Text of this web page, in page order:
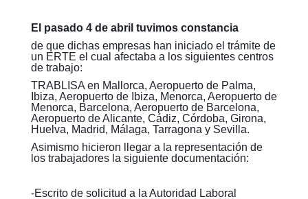
El pasado 4 de abril tuvimos constancia
de que dichas empresas han iniciado el trámite de
un ERTE el cual afectaba a los siguientes centros
de trabajo:
TRABLISA en Mallorca, Aeropuerto de Palma,
Ibiza, Aeropuerto de Ibiza, Menorca, Aeropuerto de
Menorca, Barcelona, Aeropuerto de Barcelona,
Aeropuerto de Alicante, Cádiz, Córdoba, Girona,
Huelva, Madrid, Málaga, Tarragona y Sevilla.
Asimismo hicieron llegar a la representación de
los trabajadores la siguiente documentación:
-Escrito de solicitud a la Autoridad Laboral